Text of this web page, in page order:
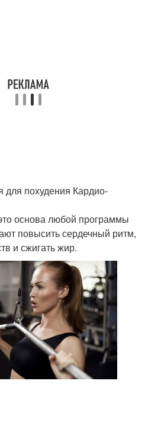
похудения Кардио-
основа любой программы
повысить сердечный ритм,
и сжигать жир.